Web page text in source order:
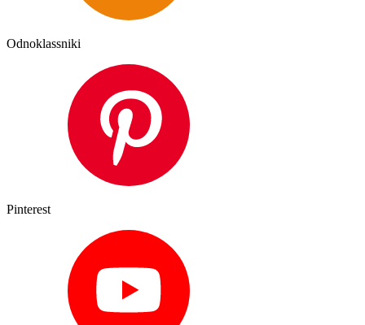
Odnoklassniki
Pinterest